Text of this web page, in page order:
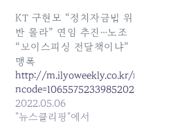
KT 구현모 “정치자금법 위
반 몰라” 연임 추진…노조
“보이스피싱 전달책이냐”
맹폭
http://m.ilyoweekly.co.kr/news/
ncode=1065575233985202
2022.05.06
"뉴스클리핑"에서